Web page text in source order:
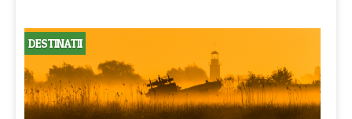
DESTINATII